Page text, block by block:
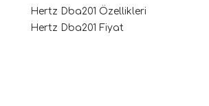
Hertz Dba201 Özellikleri
Hertz Dba201 Fiyat